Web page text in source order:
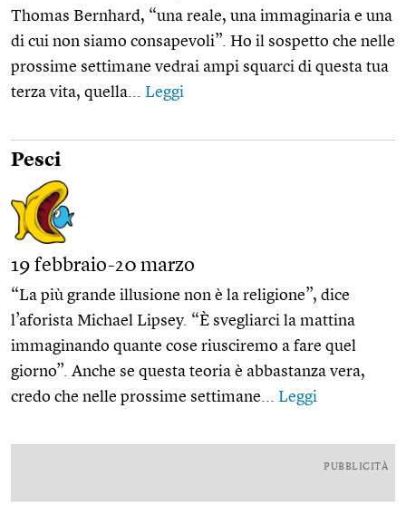
Thomas Bernhard, “una reale, una immaginaria e una
di cui non siamo consapevoli”. Ho il sospetto che nelle
prossime settimane vedrai ampi squarci di questa tua
terza vita, quella... Leggi
Pesci
19 febbraio-20 marzo
“La più grande illusione non è la religione”, dice
l’aforista Michael Lipsey. “È svegliarci la mattina
immaginando quante cose riusciremo a fare quel
giorno”. Anche se questa teoria è abbastanza vera,
credo che nelle prossime settimane... Leggi
PUBBLICITÀ